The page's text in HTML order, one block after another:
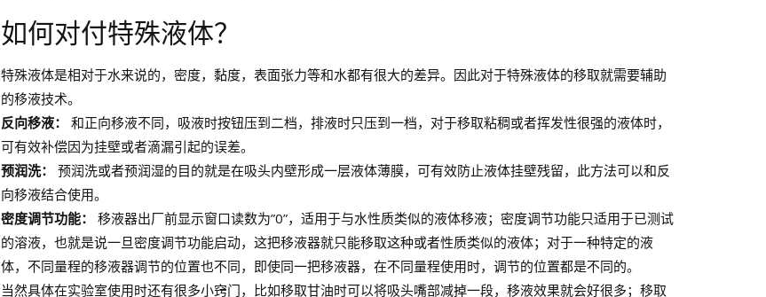
如何对付特殊液体？
特殊液体是相对于水来说的，密度，黏度，表面张力等和水都有很大的差异。因此对于特殊液体的移取就需要辅助
的移液技术。
反向移液：
和正向移液不同，吸液时按钮压到二档，排液时只压到一档，对于移取粘稠或者挥发性很强的液体时，
可有效补偿因为挂壁或者滴漏引起的误差。
预润洗：
预润洗或者预润湿的目的就是在吸头内壁形成一层液体薄膜，可有效防止液体挂壁残留，此方法可以和反
向移液结合使用。
密度调节功能：移液器出厂前显示窗口读数为”0”，适用于与水性质类似的液体移液；密度调节功能只适用于已测试
的溶液，也就是说一旦密度调节功能启动，这把移液器就只能移取这种或者性质类似的液体；对于一种特定的液
体，不同量程的移液器调节的位置也不同，即使同一把移液器，在不同量程使用时，调节的位置都是不同的。
当然具体在实验室使用时还有很多小窍门，比如移取甘油时可以将吸头嘴部减掉一段，移液效果就会好很多；移取